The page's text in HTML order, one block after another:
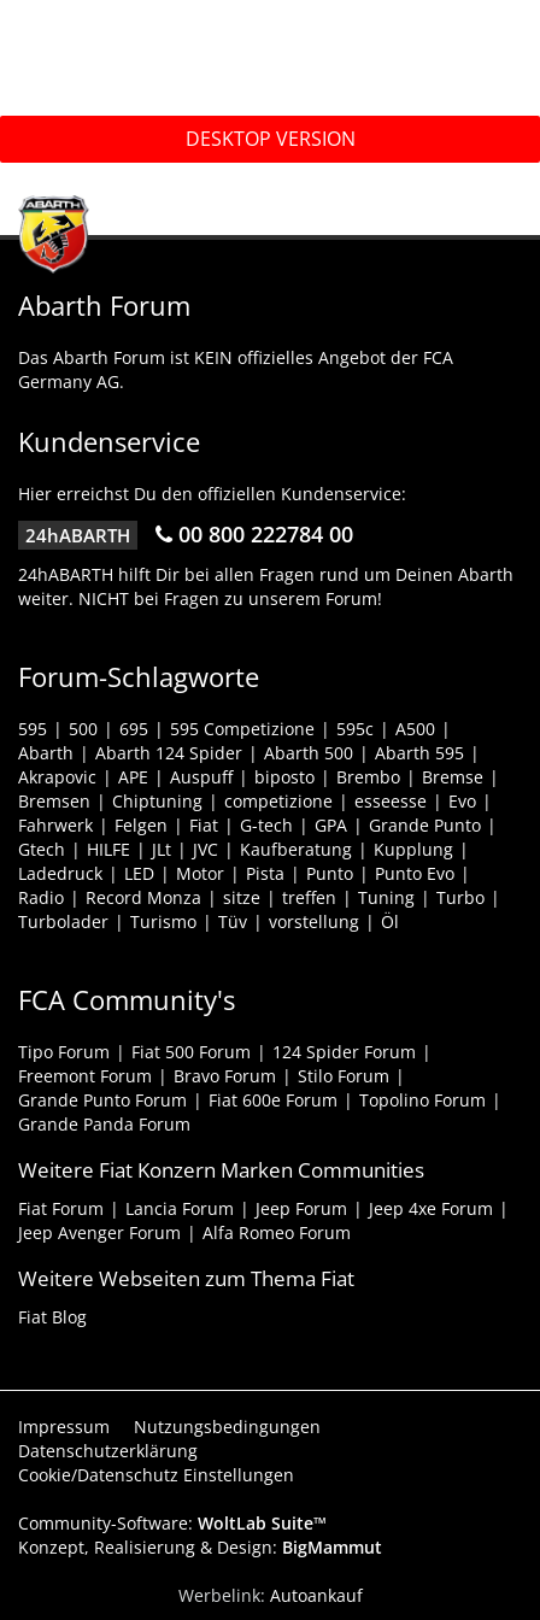
DESKTOP VERSION
Abarth Forum
Das Abarth Forum ist KEIN offizielles Angebot der FCA
Germany AG.
Kundenservice
Hier erreichst Du den offiziellen Kundenservice:
24hABARTH 00 800 222784 00
24hABARTH hilft Dir bei allen Fragen rund um Deinen Abarth
weiter. NICHT bei Fragen zu unserem Forum!
Forum-Schlagworte
595 500 695 595 Competizione 595c
A500
Abarth
Abarth 124 Spider Abarth 500
Abarth 595
Akrapovic
APE Auspuff biposto Brembo
Bremse
Bremsen
Chiptuning competizione esseesse
Evo
Fahrwerk
Felgen Fiat G-tech GPA
Grande Punto
Gtech
HILFE JLt JVC Kaufberatung
Kupplung
Ladedruck
LED Motor Pista Punto
Punto Evo
Radio
Record Monza sitze treffen Tuning
Turbo
Turbolader
Turismo Tüv vorstellung Öl
FCA Community's
Tipo Forum Fiat 500 Forum
124 Spider Forum
Freemont Forum
Bravo Forum
Stilo Forum
Grande Punto Forum
Fiat 600e Forum
Topolino Forum
Grande Panda Forum
Weitere Fiat Konzern Marken Communities
Fiat Forum Lancia Forum Jeep Forum
Jeep 4xe Forum
Jeep Avenger Forum
Alfa Romeo Forum
Weitere Webseiten zum Thema Fiat
Fiat Blog
Impressum
Nutzungsbedingungen
Datenschutzerklärung
Cookie/Datenschutz Einstellungen
Community-Software: WoltLab Suite™
Konzept, Realisierung & Design: BigMammut
Werbelink: Autoankauf